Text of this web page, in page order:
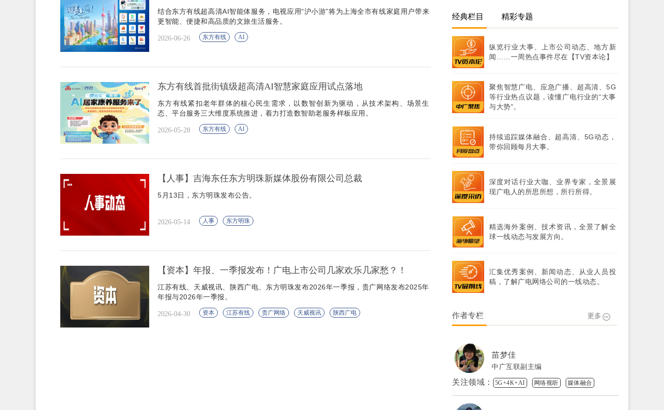
结合东方有线超高清AI智能体服务，电视应用“沪小游”将为上海全市有线家庭用户带来
更智能、便捷和高品质的文旅生活服务。
2026-06-26 东方有线 AI
东方有线首批街镇级超高清AI智慧家庭应用试点落地
东方有线紧扣老年群体的核心民生需求，以数智创新为驱动，从技术架构、场景生
态、平台服务三大维度系统推进，着力打造数智助老服务样板应用。
2026-05-28 东方有线 AI
【人事】吉海东任东方明珠新媒体股份有限公司总裁
5月13日，东方明珠发布公告。
2026-05-14 人事 东方明珠
【资本】年报、一季报发布！广电上市公司几家欢乐几家愁？！
江苏有线、天威视讯、陕西广电、东方明珠发布2026年一季报，贵广网络发布2025年
年报与2026年一季报。
2026-04-30 资本 江苏有线 贵广网络 天威视讯 陕西广电
经典栏目 精彩专题
纵览行业大事、上市公司动态、地方新
闻……一周热点事件尽在【TV资本论】
聚焦智慧广电、应急广播、超高清、5G
等行业热点议题，读懂广电行业的“大事
与大势”。
持续追踪媒体融合、超高清、5G动态，
带你回顾每月大事。
深度对话行业大咖、业界专家，全景展
现广电人的所思所想，所行所得。
精选海外案例、技术资讯，全景了解全
球一线动态与发展方向。
汇集优秀案例、新闻动态、从业人员投
稿，了解广电网络公司的一线动态。
作者专栏 更多
苗梦佳
中广互联副主编
关注领域： 5G+4K+AI 网络视听 媒体融合